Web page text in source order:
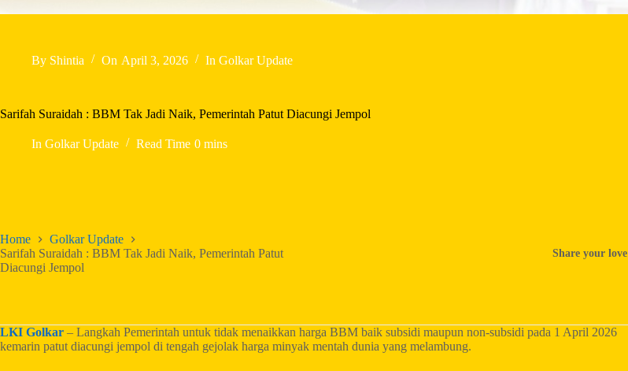
By Shintia On April 3, 2026 In Golkar Update
Sarifah Suraidah : BBM Tak Jadi Naik, Pemerintah Patut Diacungi Jempol
In Golkar Update Read Time 0 mins
Home
Golkar Update
Sarifah Suraidah : BBM Tak Jadi Naik, Pemerintah Patut
Diacungi Jempol
Share your love
LKI Golkar – Langkah Pemerintah untuk tidak menaikkan harga BBM baik subsidi maupun non-subsidi pada 1 April 2026
kemarin patut diacungi jempol di tengah gejolak harga minyak mentah dunia yang melambung.